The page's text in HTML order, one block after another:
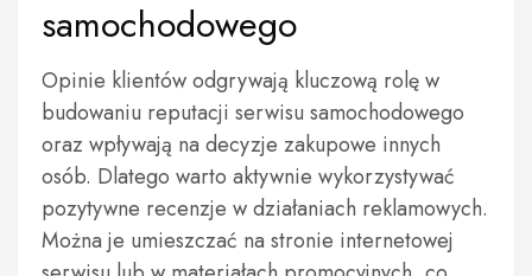
samochodowego
Opinie klientów odgrywają kluczową rolę w
budowaniu reputacji serwisu samochodowego
oraz wpływają na decyzje zakupowe innych
osób. Dlatego warto aktywnie wykorzystywać
pozytywne recenzje w działaniach reklamowych.
Można je umieszczać na stronie internetowej